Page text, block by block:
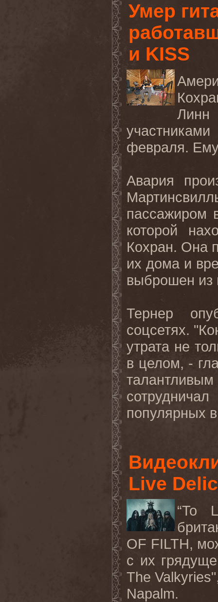
Умер
и KISS
февраля.
Авария
пассажиром
которой
Кохран. Она
их дома и
выброшен из
Тернер
соцсетях.
утрата не
в целом, -
популярных
Live
“To
OF FILTH,
с их
The Valkyries
Napalm.